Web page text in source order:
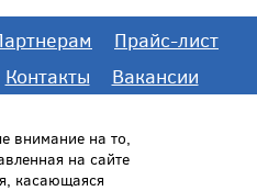
Прайс-лист
Контакты Вакансии
внимание на то,
на сайте
касающаяся